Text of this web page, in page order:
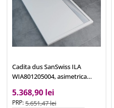
Cadita dus SanSwiss ILA
WIA801205004, asimetrica
marmura sintetica, alb
5.368,90 lei
PRP:5.651,47 lei